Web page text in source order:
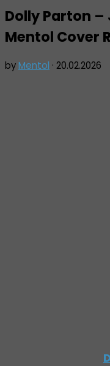
Dolly Parton
Mentol Cover
byMentol · 20.02.2026